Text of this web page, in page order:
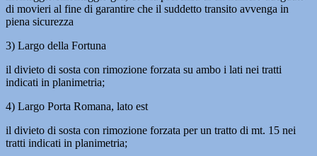
di movieri al fine di garantire che il suddetto transito avvenga in
piena sicurezza
3) Largo della Fortuna
il divieto di sosta con rimozione forzata su ambo i lati nei tratti
indicati in planimetria;
4) Largo Porta Romana, lato est
il divieto di sosta con rimozione forzata per un tratto di mt. 15 nei
tratti indicati in planimetria;